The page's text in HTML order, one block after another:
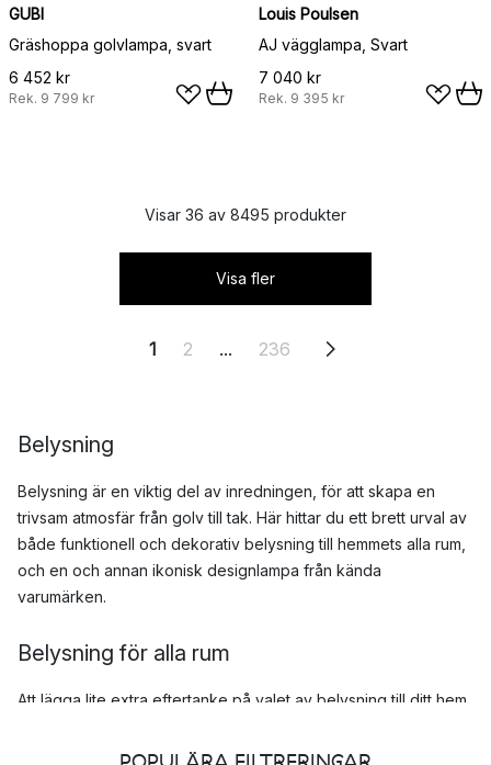
GUBI
Gräshoppa golvlampa, svart
6 452 kr
Rek. 9 799 kr
Louis Poulsen
AJ vägglampa, Svart
7 040 kr
Rek. 9 395 kr
Visar 36 av 8495 produkter
Visa fler
1 2 ... 236
Belysning
Belysning är en viktig del av inredningen, för att skapa en
trivsam atmosfär från golv till tak. Här hittar du ett brett urval av
både funktionell och dekorativ belysning till hemmets alla rum,
och en och annan ikonisk designlampa från kända
varumärken.
Belysning för alla rum
Att lägga lite extra eftertanke på valet av belysning till ditt hem
rummet får. Förutom den praktiska funktionen så är